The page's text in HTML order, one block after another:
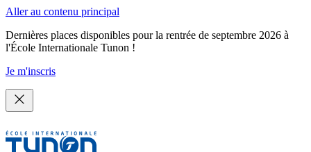
Aller au contenu principal
Dernières places disponibles pour la rentrée de septembre 2026 à
l'École Internationale Tunon !
Je m'inscris